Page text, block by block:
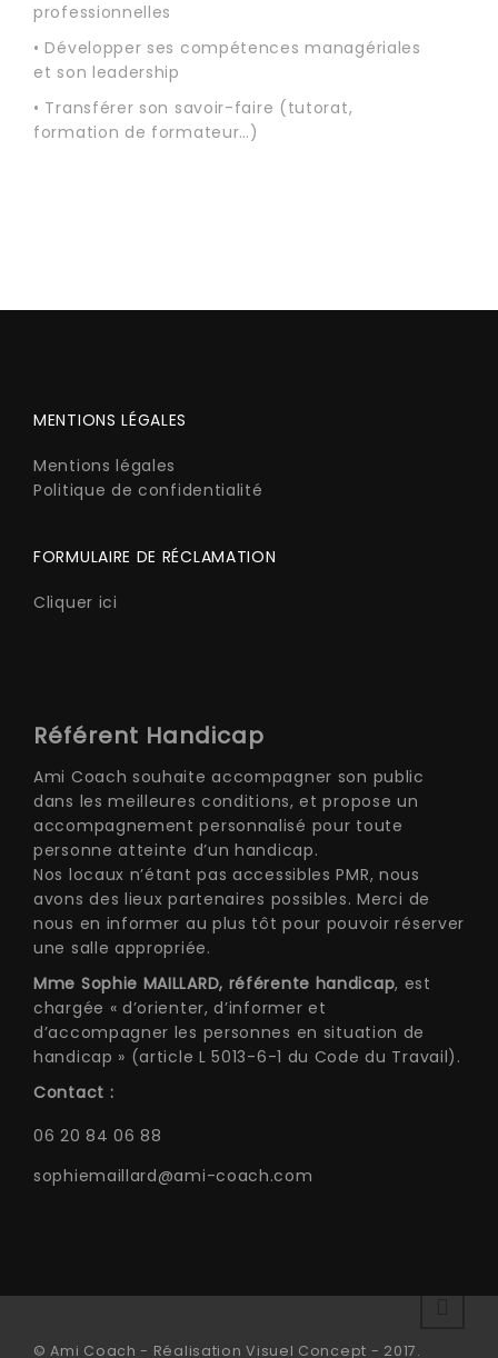
professionnelles
• Développer ses compétences managériales
et son leadership
• Transférer son savoir-faire (tutorat,
formation de formateur…)
MENTIONS LÉGALES
Mentions légales
Politique de confidentialité
FORMULAIRE DE RÉCLAMATION
Cliquer ici
Référent Handicap
Ami Coach souhaite accompagner son public
dans les meilleures conditions, et propose un
accompagnement personnalisé pour toute
personne atteinte d’un handicap.
Nos locaux n’étant pas accessibles PMR, nous
avons des lieux partenaires possibles. Merci de
nous en informer au plus tôt pour pouvoir réserver
une salle appropriée.
Mme Sophie MAILLARD, référente handicap, est
chargée « d’orienter, d’informer et
d’accompagner les personnes en situation de
handicap » (article L 5013-6-1 du Code du Travail).
Contact :
06 20 84 06 88
sophiemaillard@ami-coach.com
© Ami Coach - Réalisation Visuel Concept - 2017.